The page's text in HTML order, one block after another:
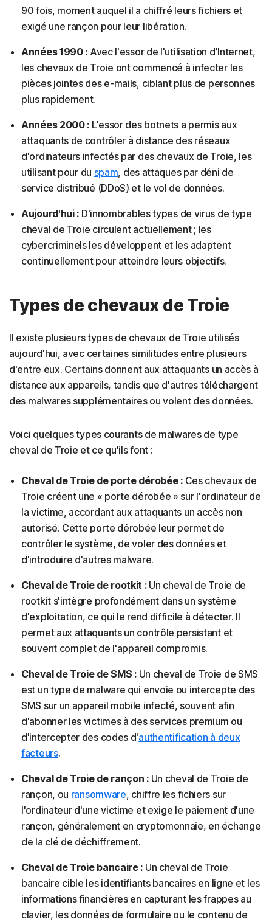
90 fois, moment auquel il a chiffré leurs fichiers et
exigé une rançon pour leur libération.
Années 1990 : Avec l'essor de l'utilisation d'Internet,
les chevaux de Troie ont commencé à infecter les
pièces jointes des e-mails, ciblant plus de personnes
plus rapidement.
Années 2000 : L'essor des botnets a permis aux
attaquants de contrôler à distance des réseaux
d'ordinateurs infectés par des chevaux de Troie, les
utilisant pour du spam, des attaques par déni de
service distribué (DDoS) et le vol de données.
Aujourd'hui : D'innombrables types de virus de type
cheval de Troie circulent actuellement ; les
cybercriminels les développent et les adaptent
continuellement pour atteindre leurs objectifs.
Types de chevaux de Troie
Il existe plusieurs types de chevaux de Troie utilisés
aujourd'hui, avec certaines similitudes entre plusieurs
d'entre eux. Certains donnent aux attaquants un accès à
distance aux appareils, tandis que d'autres téléchargent
des malwares supplémentaires ou volent des données.
Voici quelques types courants de malwares de type
cheval de Troie et ce qu'ils font :
Cheval de Troie de porte dérobée :Ces chevaux de
Troie créent une « porte dérobée » sur l'ordinateur de
la victime, accordant aux attaquants un accès non
autorisé. Cette porte dérobée leur permet de
contrôler le système, de voler des données et
d'introduire d'autres malware.
Cheval de Troie de rootkit :Un cheval de Troie de
rootkit s'intègre profondément dans un système
d'exploitation, ce qui le rend difficile à détecter. Il
permet aux attaquants un contrôle persistant et
souvent complet de l'appareil compromis.
Cheval de Troie de SMS :Un cheval de Troie de SMS
est un type de malware qui envoie ou intercepte des
SMS sur un appareil mobile infecté, souvent afin
d'abonner les victimes à des services premium ou
d'intercepter des codes d'authentification à deux
facteurs.
Cheval de Troie de rançon :Un cheval de Troie de
rançon, ou ransomware, chiffre les fichiers sur
l'ordinateur d'une victime et exige le paiement d'une
rançon, généralement en cryptomonnaie, en échange
de la clé de déchiffrement.
Cheval de Troie bancaire : Un cheval de Troie
bancaire cible les identifiants bancaires en ligne et les
informations financières en capturant les frappes au
clavier, les données de formulaire ou le contenu de